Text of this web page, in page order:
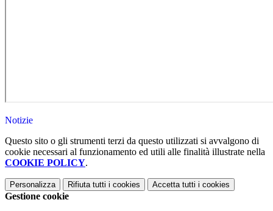
Notizie
Questo sito o gli strumenti terzi da questo utilizzati si avvalgono di
cookie necessari al funzionamento ed utili alle finalità illustrate nella
COOKIE POLICY.
Personalizza Rifiuta tutti i cookies Accetta tutti i cookies
Gestione cookie